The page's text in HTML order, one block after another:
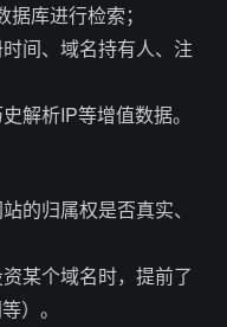
库进行检索；
间、域名持有人、注
解析IP等增值数据。
的归属权是否真实、
某个域名时，提前了
）。